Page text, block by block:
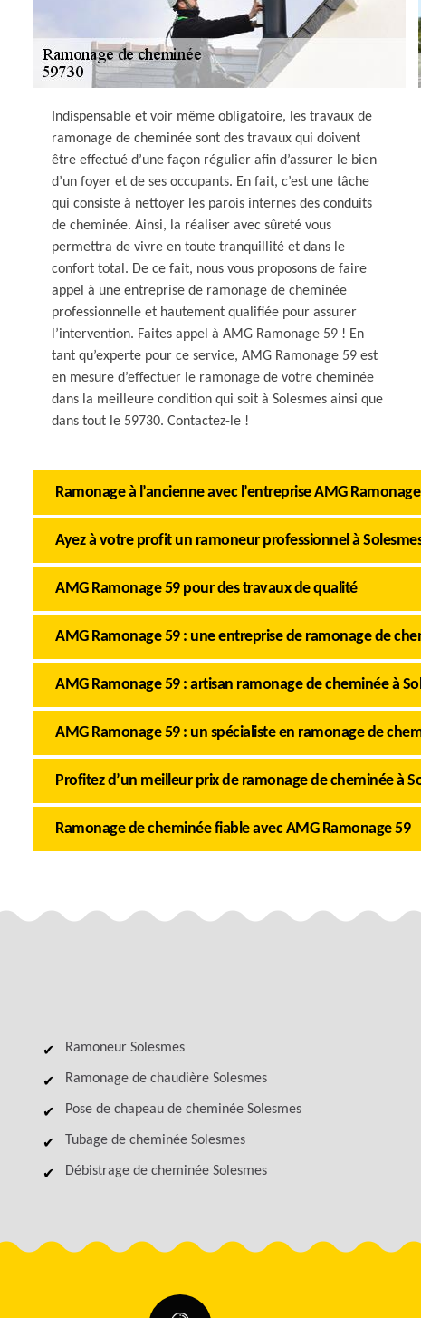
Indispensable et voir même obligatoire, les travaux de
ramonage de cheminée sont des travaux qui doivent
être effectué d’une façon régulier afin d’assurer le bien
d’un foyer et de ses occupants. En fait, c’est une tâche
qui consiste à nettoyer les parois internes des conduits
de cheminée. Ainsi, la réaliser avec sûreté vous
permettra de vivre en toute tranquillité et dans le
confort total. De ce fait, nous vous proposons de faire
appel à une entreprise de ramonage de cheminée
professionnelle et hautement qualifiée pour assurer
l’intervention. Faites appel à AMG Ramonage 59 ! En
tant qu’experte pour ce service, AMG Ramonage 59 est
en mesure d’effectuer le ramonage de votre cheminée
dans la meilleure condition qui soit à Solesmes ainsi que
dans tout le 59730. Contactez-le !
Ramonage à l’ancienne avec l’entreprise AMG
Ayez à votre profit un ramoneur professionnel à
AMG Ramonage 59 pour des travaux de qualité
AMG Ramonage 59 : une entreprise de ramonage de
AMG Ramonage 59 : artisan ramonage de cheminée à
AMG Ramonage 59 : un spécialiste en ramonage de
Profitez d’un meilleur prix de ramonage de cheminée à
Ramonage de cheminée fiable avec AMG Ramonage 59
Ramoneur Solesmes
Ramonage de chaudière Solesmes
Pose de chapeau de cheminée Solesmes
Tubage de cheminée Solesmes
Débistrage de cheminée Solesmes